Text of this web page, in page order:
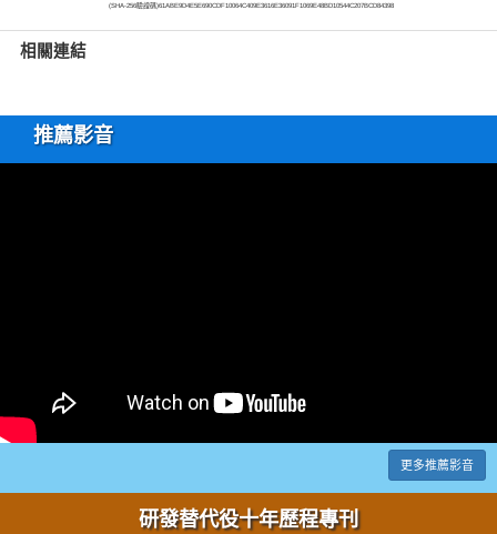
(SHA-256驗證碼)61ABE9D4E5E690CDF10064C409E3616E36091F1069E48BD10544C207BCD84398
相關連結
推薦影音
更多推薦影音
研發替代役十年歷程專刊